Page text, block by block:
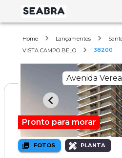
Home Lançamentos
VISTA CAMPO BELO
38200
FOTOS PLANTA
Avenida
Pronto para morar